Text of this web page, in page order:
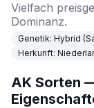
Vielfach
Dominanz.
Genetik: Hybrid
Herkunft:
AK Sorten